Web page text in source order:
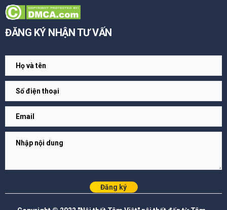
ĐĂNG KÝ NHẬN TƯ VẤN
Đăng ký